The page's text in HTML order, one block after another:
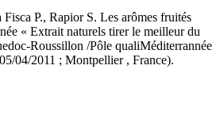
P., Rapior S. Les arômes fruités
« Extrait naturels tirer le meilleur du
Roussillon /Pôle qualiMéditerrannée
04/2011 ; Montpellier , France).